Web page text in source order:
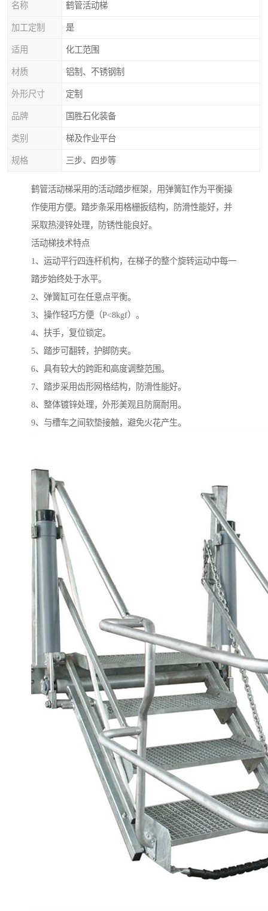
名称 鹤管活动梯
加工定制 是
适用 化工范围
材质 铝制、不锈钢制
外形尺寸 定制
品牌 国胜石化装备
类别 梯及作业平台
规格 三步、四步等
鹤管活动梯采用的活动踏步框架，用弹簧缸作为平衡操
作使用方便。踏步条采用格栅扳结构，防滑性能好，并
采取热浸锌处理，防锈性能良好。
活动梯技术特点
1、运动平行四连杆机构，在梯子的整个旋转运动中每一
踏步始终处于水平。
2、弹簧缸可在任意点平衡。
3、操作轻巧方便（P<8kgf）。
4、扶手，复位锁定。
5、踏步可翻转，护脚防夹。
6、具有较大的跨距和高度调整范围。
7、踏步采用齿形网格结构，防滑性能好。
8、整体镀锌处理，外形美观且防腐耐用。
9、与槽车之间软垫接触，避免火花产生。